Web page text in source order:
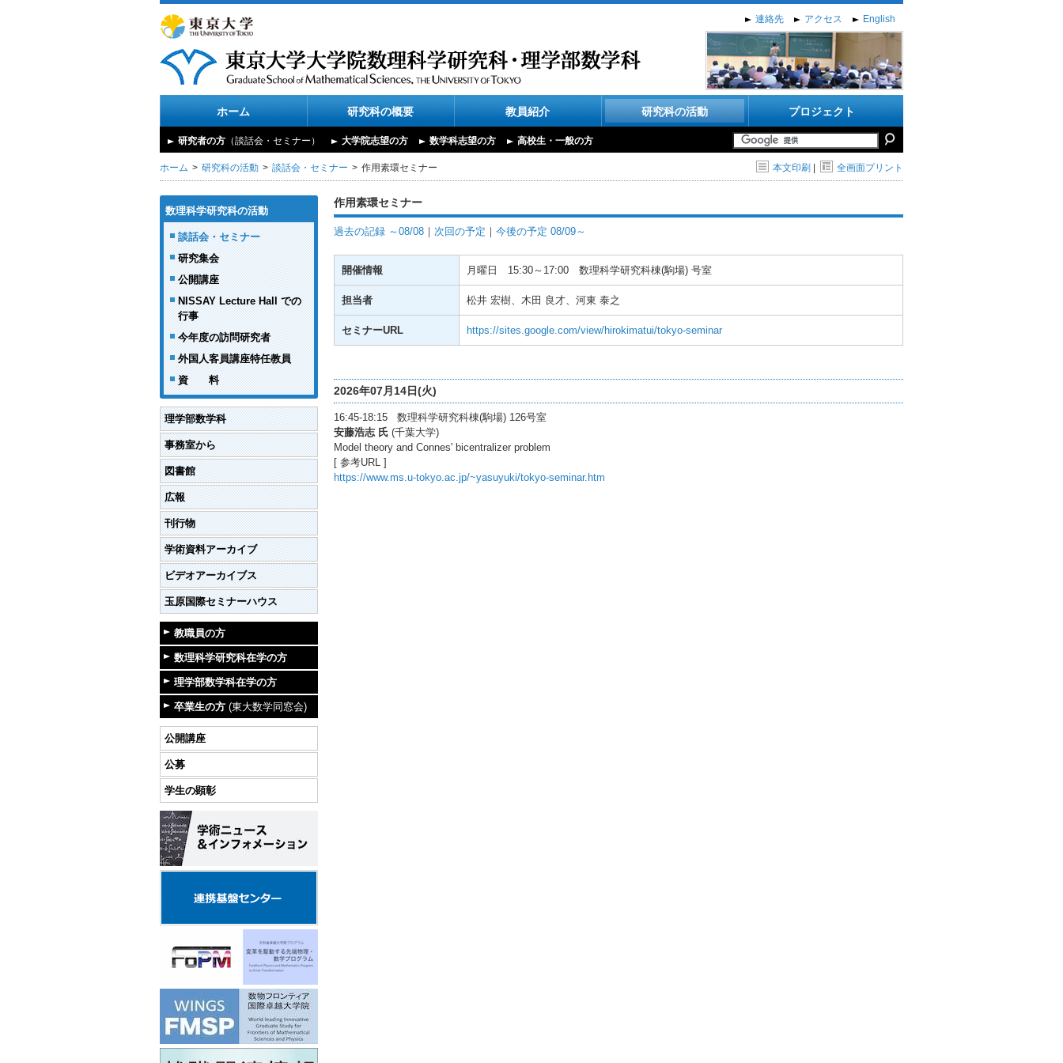
連絡先 アクセス English
ホーム 研究科の概要 教員紹介 研究科の活動 プロジェクト
研究者の方 （談話会・セミナー） 大学院志望の方 数学科志望の方 高校生・一般の方
ホーム 研究科の活動 談話会・セミナー 作用素環セミナー 本文印刷 全画面プリント
数理科学研究科の活動
談話会・セミナー
研究集会
公開講座
NISSAY Lecture Hall での
行事
今年度の訪問研究者
外国人客員講座特任教員
資 料
理学部数学科
事務室から
図書館
広報
刊行物
学術資料アーカイブ
ビデオアーカイブス
玉原国際セミナーハウス
教職員の方
数理科学研究科在学の方
理学部数学科在学の方
卒業生の方 (東大数学同窓会)
公開講座
公募
学生の顕彰
作用素環セミナー
過去の記録 ～08/08 ｜ 次回の予定 ｜ 今後の予定 08/09～
開催情報 月曜日 15:30～17:00 数理科学研究科棟(駒場) 号室
担当者 松井 宏樹、木田 良才、河東 泰之
セミナーURL https://sites.google.com/view/hirokimatui/tokyo-seminar
2026年07月14日(火)
16:45-18:15 数理科学研究科棟(駒場) 126号室
安藤浩志 氏 (千葉大学)
Model theory and Connes' bicentralizer problem
[ 参考URL ]
https://www.ms.u-tokyo.ac.jp/~yasuyuki/tokyo-seminar.htm